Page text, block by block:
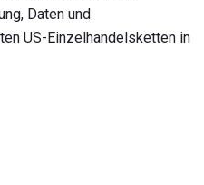
Daten und
US-Einzelhandelsketten in